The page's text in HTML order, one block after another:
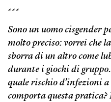
***
Sono un uomo cisgender
molto preciso: vorrei che
sborra di un altro come
durante i giochi di
quale rischio d’infezioni a
comporta questa